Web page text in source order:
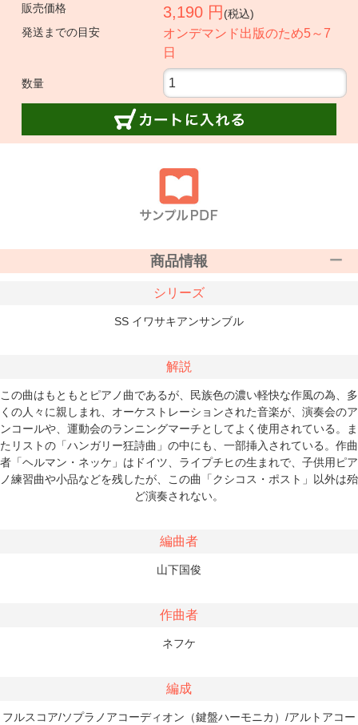
販売価格
3,190 円 (税込)
発送までの目安
オンデマンド出版のため5～7
日
数量
商品情報
シリーズ
SS イワサキアンサンブル
解説
この曲はもともとピアノ曲であるが、民族色の濃い軽快な作風の為、多
くの人々に親しまれ、オーケストレーションされた音楽が、演奏会のア
ンコールや、運動会のランニングマーチとしてよく使用されている。ま
たリストの「ハンガリー狂詩曲」の中にも、一部挿入されている。作曲
者「ヘルマン・ネッケ」はドイツ、ライプチヒの生まれで、子供用ピア
ノ練習曲や小品などを残したが、この曲「クシコス・ポスト」以外は殆
ど演奏されない。
編曲者
山下国俊
作曲者
ネフケ
編成
フルスコア/ソプラノアコーディオン（鍵盤ハーモニカ）/アルトアコー